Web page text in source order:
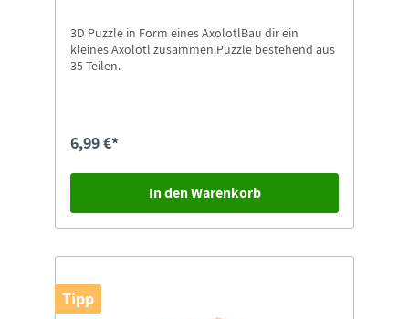
3D Puzzle in Form eines AxolotlBau dir ein
kleines Axolotl zusammen.Puzzle bestehend aus
35 Teilen.
6,99 €*
In den Warenkorb
Tipp